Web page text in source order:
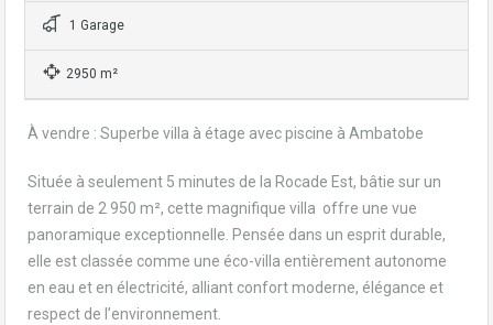
1 Garage
2950 m²
À vendre : Superbe villa à étage avec piscine à Ambatobe
Située à seulement 5 minutes de la Rocade Est, bâtie sur un
terrain de 2 950 m², cette magnifique villa offre une vue
panoramique exceptionnelle. Pensée dans un esprit durable,
elle est classée comme une éco-villa entièrement autonome
en eau et en électricité, alliant confort moderne, élégance et
respect de l’environnement.